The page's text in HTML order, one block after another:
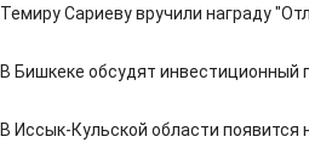
Темиру Сариеву вручили награду
В Бишкеке обсудят
В Иссык-Кульской области